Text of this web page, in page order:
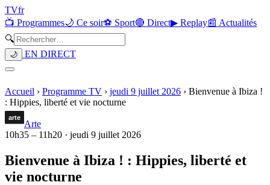
TVfr
📺 Programmes🌙 Ce soir⚽ Sport🔴 Direct▶ Replay📰 Actualités
🔍
🌙 EN DIRECT
Accueil › Programme TV › jeudi 9 juillet 2026 › Bienvenue à Ibiza !
: Hippies, liberté et vie nocturne
Arte
10h35 – 11h20 · jeudi 9 juillet 2026
Bienvenue à Ibiza ! : Hippies, liberté et
vie nocturne